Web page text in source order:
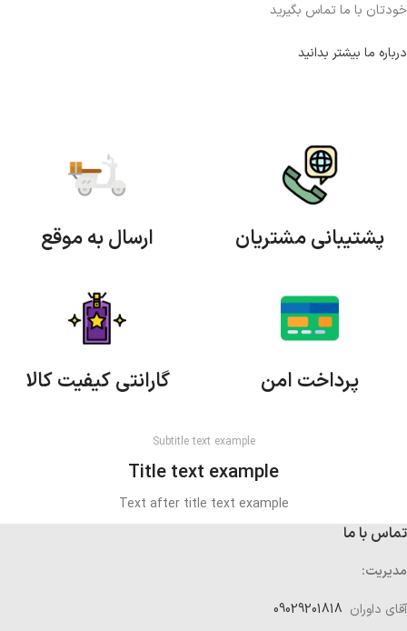
خودتان با ما تماس بگیرید
درباره ما بیشتر بدانید
پشتیبانی مشتریان ارسال به موقع
پرداخت امن گارانتی کیفیت کالا
Subtitle text example
Title text example
Text after title text example
تماس با ما
مدیریت:
آقای داوران